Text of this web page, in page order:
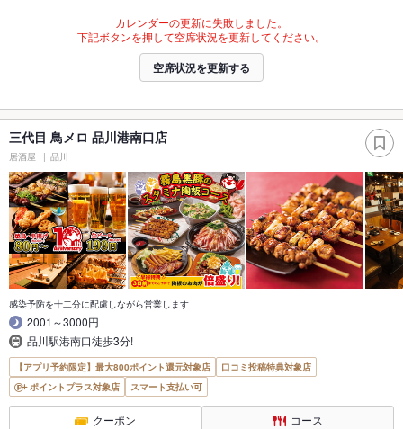
カレンダーの更新に失敗しました。
下記ボタンを押して空席状況を更新してください。
空席状況を更新する
三代目 鳥メロ 品川港南口店
居酒屋 品川
感染予防を十二分に配慮しながら営業します
2001～3000円
品川駅港南口徒歩3分!
【アプリ予約限定】最大800ポイント還元対象店
口コミ投稿特典対象店
ポイントプラス対象店
スマート支払い可
クーポン コース